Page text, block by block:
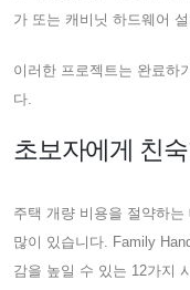
가 또는 캐비닛 하드웨어
이러한 프로젝트는 완료하
다.
초보자에게 친
주택 개량 비용을 절약하
많이 있습니다. Family
감을 높일 수 있는 12가지